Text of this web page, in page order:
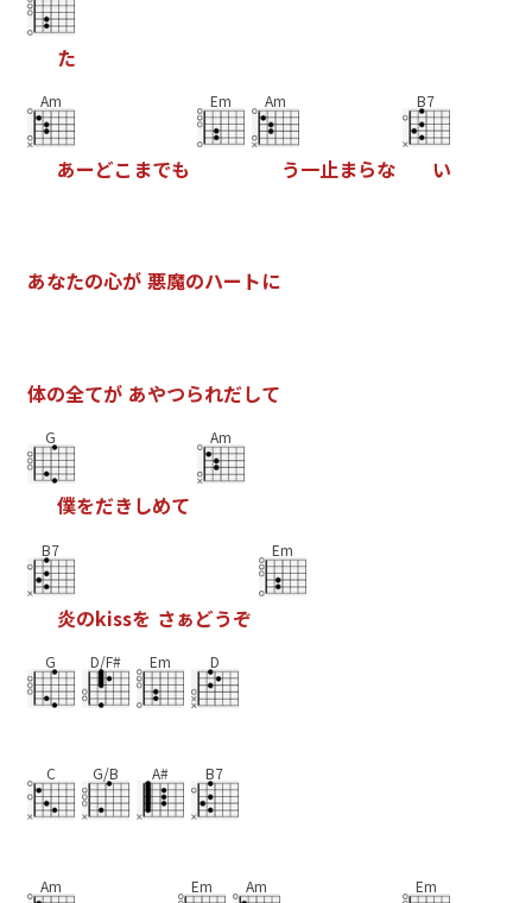
た
Am
あーどこ までも
Em Am
う一止まらな
B7
い
あなたの心が 悪魔のハー トに
体の全てが あやつられだして
G
僕をだき しめて
Am
B7
炎のkissを さぁどうぞ
Em
G D/F# Em D
C G/B A# B7
Am Em Am Em